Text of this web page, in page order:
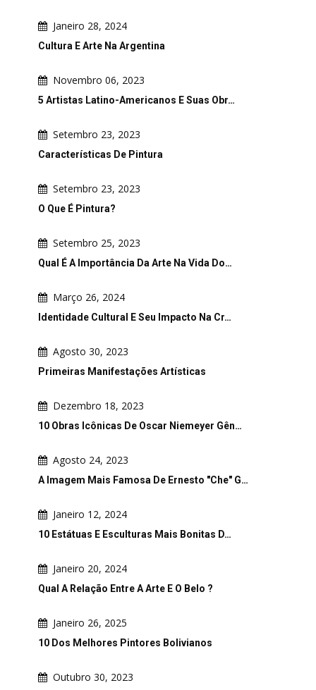
Janeiro 28, 2024
Cultura E Arte Na Argentina
Novembro 06, 2023
5 Artistas Latino-Americanos E Suas Obr…
Setembro 23, 2023
Características De Pintura
Setembro 23, 2023
O Que É Pintura?
Setembro 25, 2023
Qual É A Importância Da Arte Na Vida Do…
Março 26, 2024
Identidade Cultural E Seu Impacto Na Cr…
Agosto 30, 2023
Primeiras Manifestações Artísticas
Dezembro 18, 2023
10 Obras Icônicas De Oscar Niemeyer Gên…
Agosto 24, 2023
A Imagem Mais Famosa De Ernesto "Che" G…
Janeiro 12, 2024
10 Estátuas E Esculturas Mais Bonitas D…
Janeiro 20, 2024
Qual A Relação Entre A Arte E O Belo ?
Janeiro 26, 2025
10 Dos Melhores Pintores Bolivianos
Outubro 30, 2023